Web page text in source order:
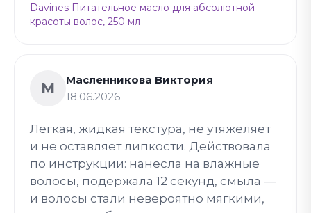
Davines Питательное масло для абсолютной
красоты волос, 250 мл
М
Масленникова Виктория
18.06.2026
Лёгкая, жидкая текстура, не утяжеляет
и не оставляет липкости. Действовала
по инструкции: нанесла на влажные
волосы, подержала 12 секунд, смыла —
и волосы стали невероятно мягкими,